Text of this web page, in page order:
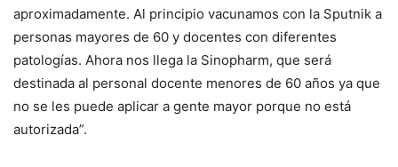
aproximadamente. Al principio vacunamos con la Sputnik a
personas mayores de 60 y docentes con diferentes
patologías. Ahora nos llega la Sinopharm, que será
destinada al personal docente menores de 60 años ya que
no se les puede aplicar a gente mayor porque no está
autorizada”.